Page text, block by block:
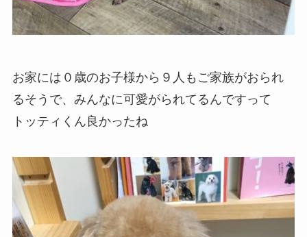
お家には０歳のお子様から９人もご家族がおられ
るそうで、みんなに可愛がられてるんですって
トッティくん良かったね